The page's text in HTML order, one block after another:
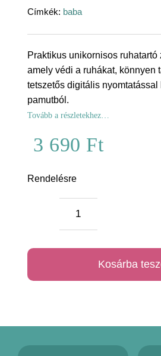
Címkék: baba
Praktikus unikornisos ruhatartó
amely védi a ruhákat, könnyen
tetszetős digitális nyomtatással
pamutból.
Tovább a részletekhez…
3 690 Ft
Rendelésre
mennyiség
Kosárba